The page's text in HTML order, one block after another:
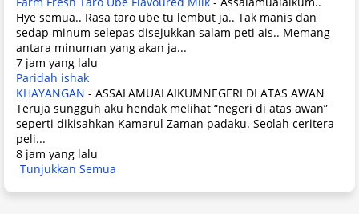
Hye semua.. Rasa taro ube tu lembut ja.. Tak manis dan
sedap minum selepas disejukkan salam peti ais.. Memang
antara minuman yang akan ja...
7 jam yang lalu
Paridah ishak
KHAYANGAN - ASSALAMUALAIKUMNEGERI DI ATAS AWAN
Teruja sungguh aku hendak melihat “negeri di atas awan”
seperti dikisahkan Kamarul Zaman padaku. Seolah ceritera
peli...
8 jam yang lalu
Tunjukkan Semua